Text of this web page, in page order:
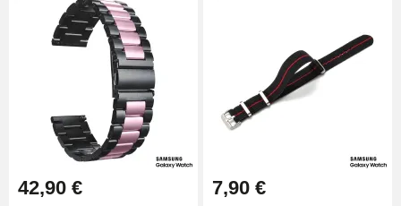
Montre - Diamètre 1,80 mm - 8 à
25 mm
19,90 €
Extracteur de Bracelet de
Montre Facile
17,90 €
42,90 € 7,90 €